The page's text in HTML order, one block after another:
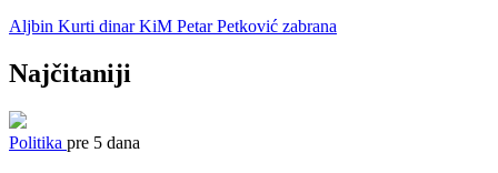
Aljbin Kurti dinar KiM Petar Petković zabrana
Najčitaniji
Politika pre 5 dana